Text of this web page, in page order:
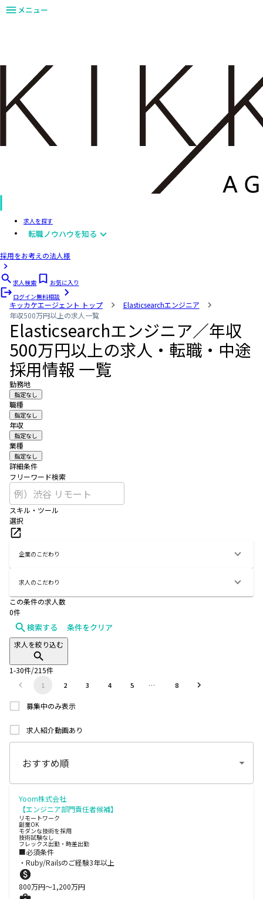
メニュー
求人を探す
転職ノウハウを知る
採用をお考えの法人様
求人検索
お気に入り
ログイン無料相談
キッカケエージェント トップ
Elasticsearchエンジニア
年収500万円以上の求人一覧
Elasticsearchエンジニア／年収
500万円以上の求人・転職・中途
採用情報 一覧
勤務地
指定なし
職種
指定なし
年収
指定なし
業種
指定なし
詳細条件
フリーワード検索
スキル・ツール
選択
企業のこだわり
求人のこだわり
この条件の求人数
0件
検索する 条件をクリア
求人を絞り込む
1-30件/215件
1 2 3 4 5 … 8
募集中のみ表示
求人紹介動画あり
Yoom株式会社
【エンジニア部門責任者候補】
リモートワーク
副業OK
モダンな技術を採用
技術試験なし
フレックス出勤・時差出勤
■必須条件
・Ruby/Railsのご経験3年以上
800万円〜1,200万円